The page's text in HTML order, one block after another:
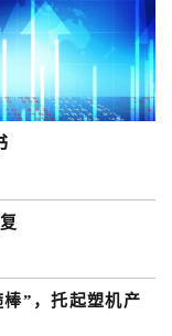
”，托起塑机产